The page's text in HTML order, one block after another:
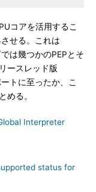
コアを活用するこ
せる。これは
は幾つかのPEPとそ
ースレッド版
トに至ったか、こ
める。
Interpreter
status for